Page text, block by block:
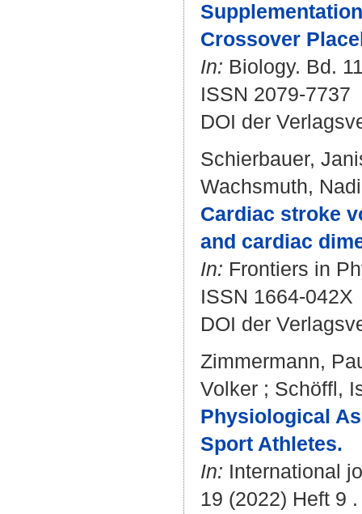
Crossover
In: Biology. Bd.
ISSN 2079-7737
DOI der
Schierbauer,
Wachsmuth,
Cardiac stroke
and cardiac
In: Frontiers in
ISSN 1664-042X
DOI der
Zimmermann,
Volker ; Schöffl,
Physiological
Sport Athletes.
In: International
19 (2022) Heft 9